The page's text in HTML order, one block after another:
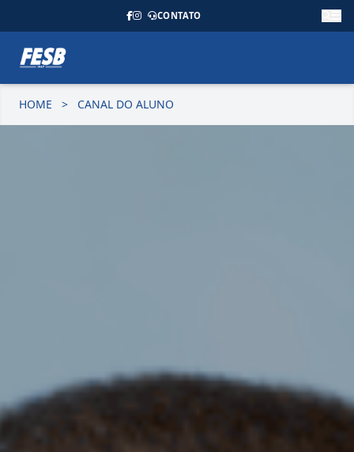
CONTATO
HOME > CANAL DO ALUNO